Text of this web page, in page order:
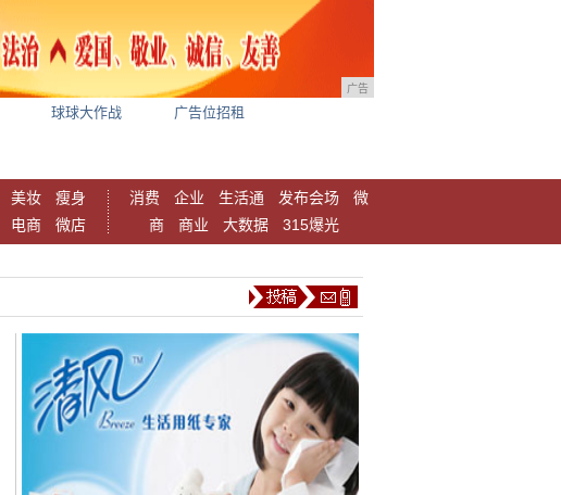
广告
球球大作战 广告位招租
美妆
瘦身
电商 微店
消费 企业 生活通 发布会场
微
商
商业 大数据 315爆光